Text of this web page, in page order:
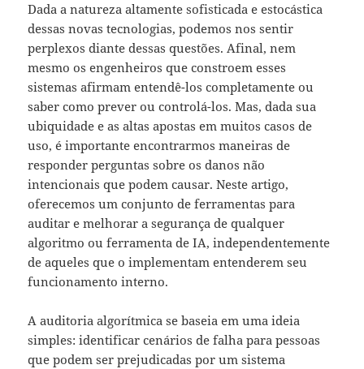
Dada a natureza altamente sofisticada e estocástica
dessas novas tecnologias, podemos nos sentir
perplexos diante dessas questões. Afinal, nem
mesmo os engenheiros que constroem esses
sistemas afirmam entendê-los completamente ou
saber como prever ou controlá-los. Mas, dada sua
ubiquidade e as altas apostas em muitos casos de
uso, é importante encontrarmos maneiras de
responder perguntas sobre os danos não
intencionais que podem causar. Neste artigo,
oferecemos um conjunto de ferramentas para
auditar e melhorar a segurança de qualquer
algoritmo ou ferramenta de IA, independentemente
de aqueles que o implementam entenderem seu
funcionamento interno.
A auditoria algorítmica se baseia em uma ideia
simples: identificar cenários de falha para pessoas
que podem ser prejudicadas por um sistema